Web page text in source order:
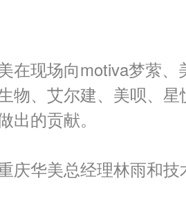
在现场向motiva梦萦、
物、艾尔建、美呗、
的贡献。
庆华美总经理林雨和